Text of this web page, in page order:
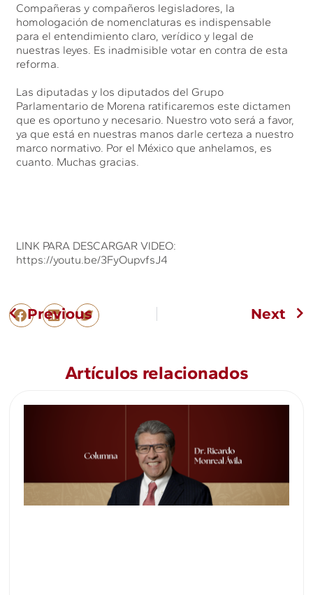
Compañeras y compañeros legisladores, la
homologación de nomenclaturas es indispensable
para el entendimiento claro, verídico y legal de
nuestras leyes. Es inadmisible votar en contra de esta
reforma.
Las diputadas y los diputados del Grupo
Parlamentario de Morena ratificaremos este dictamen
que es oportuno y necesario. Nuestro voto será a favor,
ya que está en nuestras manos darle certeza a nuestro
marco normativo. Por el México que anhelamos, es
cuanto. Muchas gracias.
LINK PARA DESCARGAR VIDEO:
https://youtu.be/3FyOupvfsJ4
Previous Next
Artículos relacionados